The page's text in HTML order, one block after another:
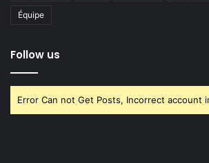
Équipe
Follow us
Error Can not Get Posts, Incorrect account